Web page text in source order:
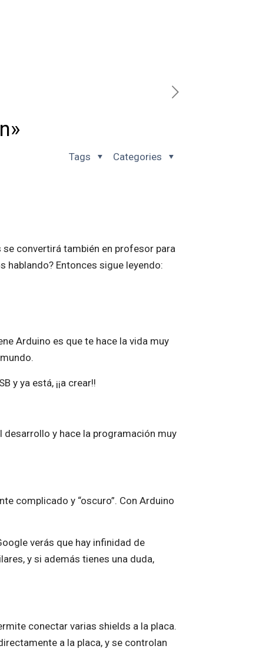
Categories
Tags
convertirá también en profesor para
hablando? Entonces sigue leyendo:
Arduino es que te hace la vida muy
y ya está, ¡¡a crear!!
desarrollo y hace la programación muy
complicado y “oscuro”. Con Arduino
verás que hay infinidad de
y si además tienes una duda,
conectar varias shields a la placa.
a la placa, y se controlan